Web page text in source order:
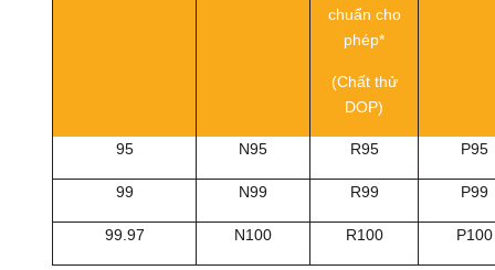
chuẩn cho
phép*
(Chất thử
DOP)
95 N95 R95 P95
99 N99 R99 P99
99.97 N100 R100 P100